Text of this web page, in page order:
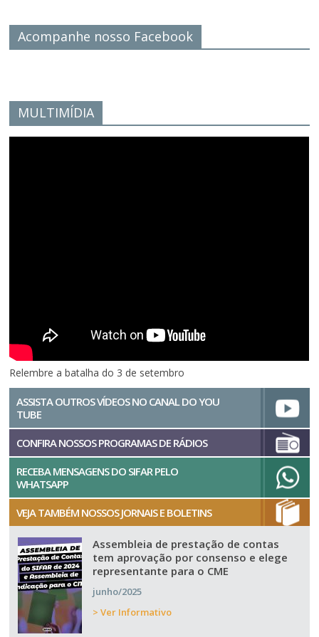
Acompanhe nosso Facebook
MULTIMÍDIA
Relembre a batalha do 3 de setembro
ASSISTA OUTROS VÍDEOS NO CANAL DO YOU
TUBE
CONFIRA NOSSOS PROGRAMAS DE RÁDIOS
RECEBA MENSAGENS DO SIFAR PELO
WHATSAPP
VEJA TAMBÉM NOSSOS JORNAIS E BOLETINS
Assembleia de prestação de contas
tem aprovação por consenso e elege
representante para o CME
junho/2025
> Ver Informativo